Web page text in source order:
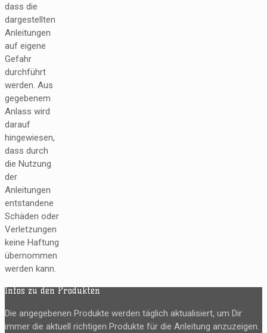
dass die
dargestellten
Anleitungen
auf eigene
Gefahr
durchführt
werden. Aus
gegebenem
Anlass wird
darauf
hingewiesen,
dass durch
die Nutzung
der
Anleitungen
entstandene
Schäden oder
Verletzungen
keine Haftung
übernommen
werden kann.
Infos zu den Produkten
Die angegebenen Produkte werden täglich aktualisiert, um Dir
immer die aktuell richtigen Produkte für die Anleitung anzuzeigen.